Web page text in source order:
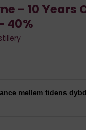
- 10 Years
40%
mellem tidens